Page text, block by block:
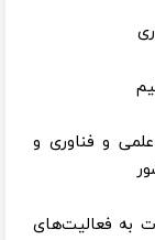
و فناوری و
به فعالیت‌های